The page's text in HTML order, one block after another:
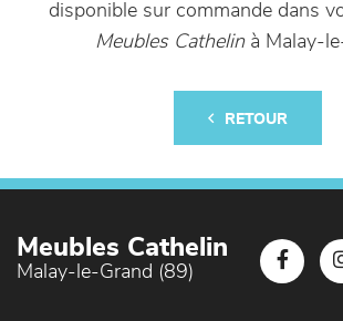
disponible sur commande dans
Meubles Cathelinà Malay-
RETOUR
Meubles Cathelin
Malay-le-Grand (89)